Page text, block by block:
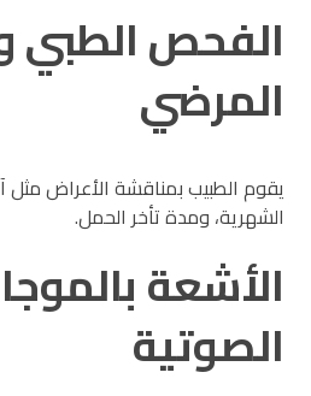
الفحص الطبي
المرضي
يقوم الطبيب بمناقشة الأعراض مثل
الشهرية، ومدة تأخر الحمل.
الأشعة
الصوتية